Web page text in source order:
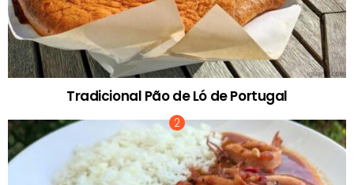
Tradicional Pão de Ló de Portugal